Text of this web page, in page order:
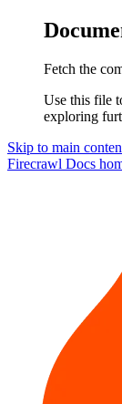
Fetch the
Use this file
exploring
Skip to main
Firecrawl Docs